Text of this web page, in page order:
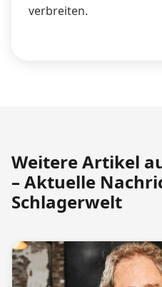
verbreiten.
Weitere Artikel
– Aktuelle
Schlagerwelt